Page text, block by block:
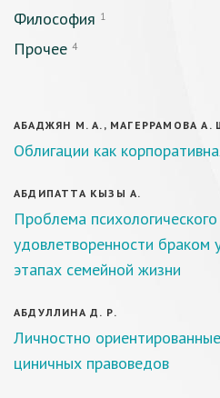
Философия 1
Прочее 4
АБАДЖЯН М. А., МАГЕРРАМОВА А.
Облигации как
АБДИПАТТА КЫЗЫ А.
Проблема
удовлетворенности браком
этапах семейной жизни
АБДУЛЛИНА Д. Р.
Личностно
циничных правоведов